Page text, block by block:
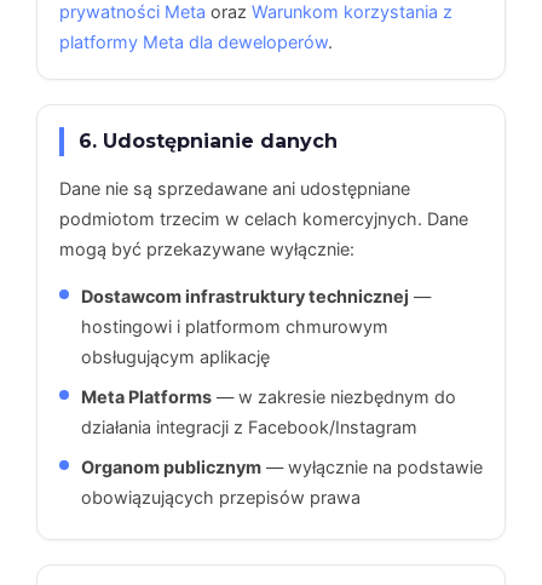
prywatności Meta oraz Warunkom korzystania z
platformy Meta dla deweloperów.
6. Udostępnianie danych
Dane nie są sprzedawane ani udostępniane
podmiotom trzecim w celach komercyjnych. Dane
mogą być przekazywane wyłącznie:
Dostawcom infrastruktury technicznej —
hostingowi i platformom chmurowym
obsługującym aplikację
Meta Platforms — w zakresie niezbędnym do
działania integracji z Facebook/Instagram
Organom publicznym — wyłącznie na podstawie
obowiązujących przepisów prawa